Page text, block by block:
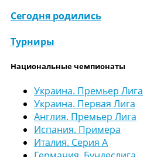
Сегодня родились
Турниры
Национальные чемпионаты
Украина. Премьер Лига
Украина. Первая Лига
Англия. Премьер Лига
Испания. Примера
Италия. Серия А